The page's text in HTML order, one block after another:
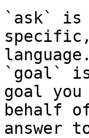
`ask` is
language.
`goal`
goal
behalf
answer